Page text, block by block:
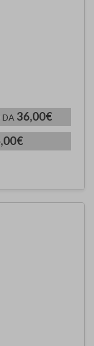
DA 36,00€